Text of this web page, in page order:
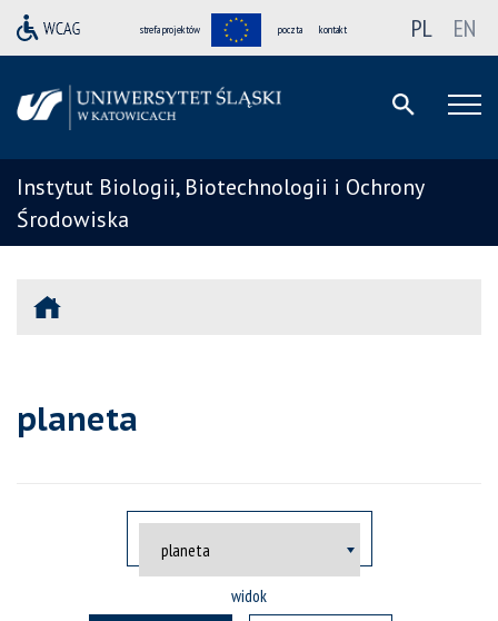
strefa projektów poczta kontakt PL EN
Instytut Biologii, Biotechnologii i Ochrony
Środowiska
planeta
widok